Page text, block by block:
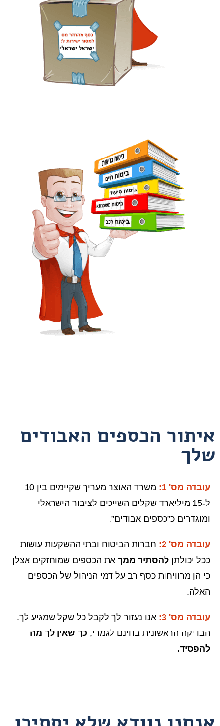
איתור הכספים האבודים
שלך
עובדה מס' 1:
משרד האוצר מעריך שקיימים בין 10
ל-15 מיליארד שקלים השייכים לציבור הישראלי
ומוגדרים כ”כספים אבודים”.
עובדה מס' 2:
חברות הביטוח ובתי ההשקעות עושות
ככל יכולתן להסתיר ממך את הכספים שמוחזקים אצלן
כי הן מרוויחות כסף רב על דמי הניהול של הכספים
האלה.
עובדה מס' 3:
אנו נעזור לך לקבל כל שקל שמגיע לך.
הבדיקה הראשונית בחינם לגמרי, כך שאין לך מה
להפסיד.